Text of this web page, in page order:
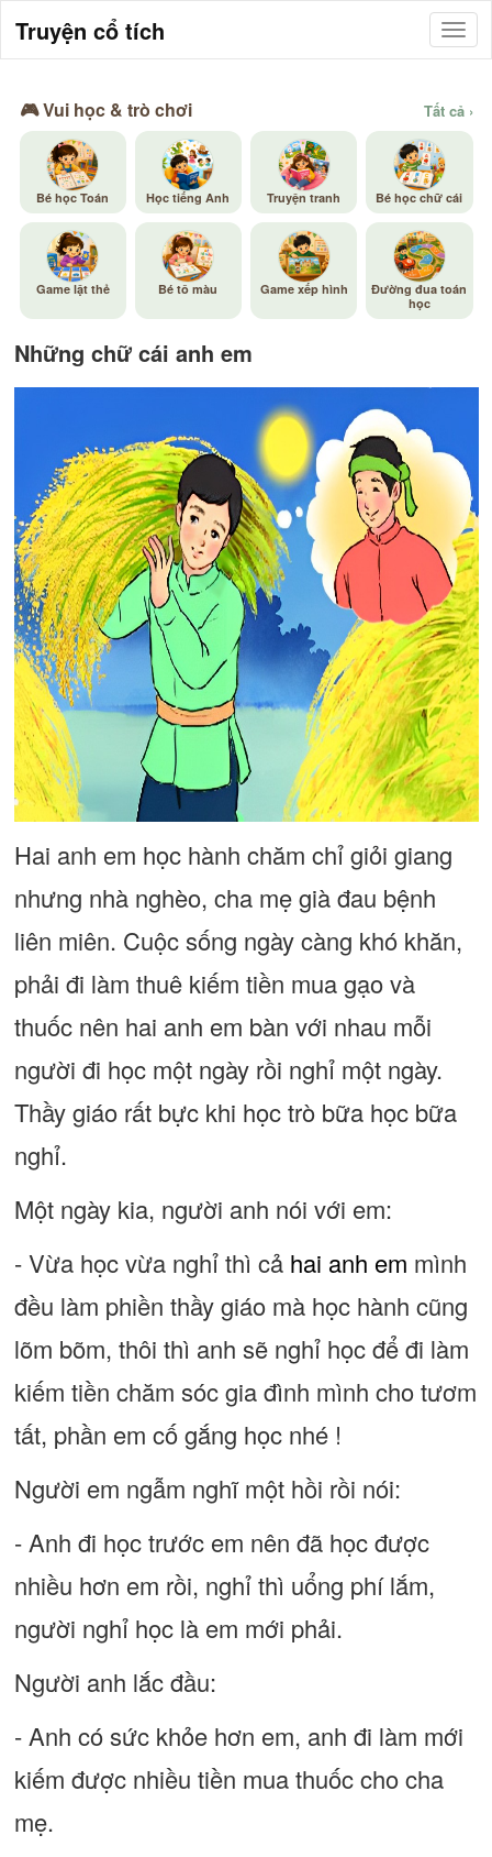
Truyện cổ tích
🎮 Vui học & trò chơi Tất cả ›
Bé học Toán Học tiếng Anh Truyện tranh Bé học chữ cái
Game lật thẻ Bé tô màu Game xếp hình
Đường đua toán
học
Những chữ cái anh em
Hai anh em học hành chăm chỉ giỏi giang
nhưng nhà nghèo, cha mẹ già đau bệnh
liên miên. Cuộc sống ngày càng khó khăn,
phải đi làm thuê kiếm tiền mua gạo và
thuốc nên hai anh em bàn với nhau mỗi
người đi học một ngày rồi nghỉ một ngày.
Thầy giáo rất bực khi học trò bữa học bữa
nghỉ.
Một ngày kia, người anh nói với em:
- Vừa học vừa nghỉ thì cả hai anh em mình
đều làm phiền thầy giáo mà học hành cũng
lõm bõm, thôi thì anh sẽ nghỉ học để đi làm
kiếm tiền chăm sóc gia đình mình cho tươm
tất, phần em cố gắng học nhé !
Người em ngẫm nghĩ một hồi rồi nói:
- Anh đi học trước em nên đã học được
nhiều hơn em rồi, nghỉ thì uổng phí lắm,
người nghỉ học là em mới phải.
Người anh lắc đầu:
- Anh có sức khỏe hơn em, anh đi làm mới
kiếm được nhiều tiền mua thuốc cho cha
mẹ.